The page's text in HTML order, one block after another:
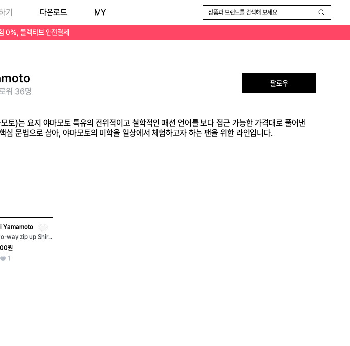
의 미학을 일상에서 체험하고자 하는 팬을 위한 라인입니다.
0%, 콜렉티브 안전결제
기 다운로드 MY 상품과 브랜드를 검색해 보세요
워 36명
팔로우
)는 요지 야마모토 특유의 전위적이고 철학적인 패션 언어를 보다 접근 가능한 가격대로 풀어낸
심 문법으로 삼아, 야마모토의 미학을 일상에서 체험하고자 하는 팬을 위한 라인입니다.
Yamamoto
요지야마모토 S’YTE Two-way zip up Shirts with Zip Details
원
1